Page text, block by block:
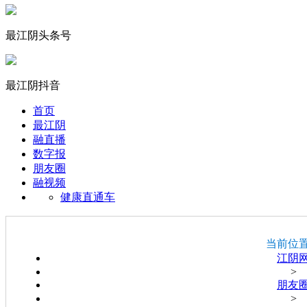
最江阴头条号
最江阴抖音
首页
最江阴
融直播
数字报
朋友圈
融视频
健康直通车
当前位
江阴网
>
朋友
>